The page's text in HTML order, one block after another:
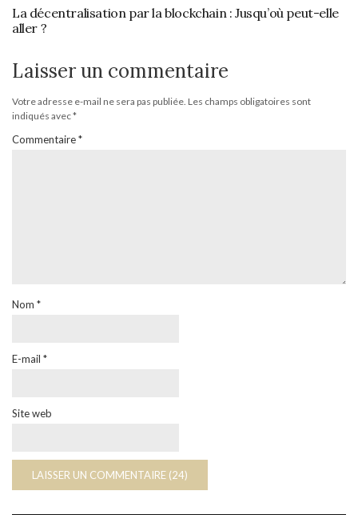
La décentralisation par la blockchain : Jusqu’où peut-elle
aller ?
Laisser un commentaire
Votre adresse e-mail ne sera pas publiée. Les champs obligatoires sont
indiqués avec*
Commentaire*
Nom *
E-mail *
Site web